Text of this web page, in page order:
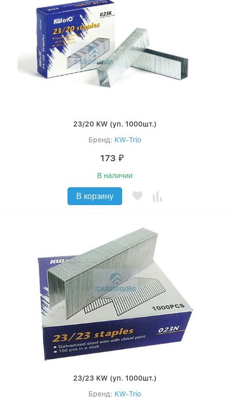
23/20 KW (уп. 1000шт.)
Бренд: KW-Trio
173 ₽
В наличии
В корзину
23/23 KW (уп. 1000шт.)
Бренд: KW-Trio